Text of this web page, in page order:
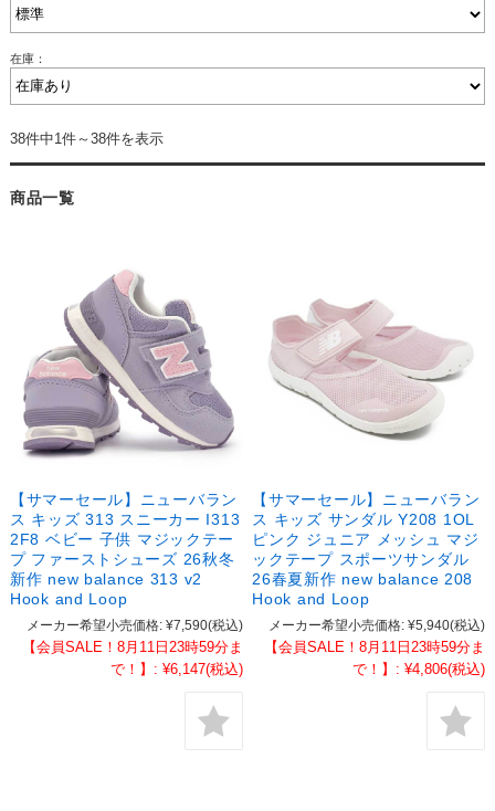
在庫：
38件中1件～38件を表示
商品一覧
【サマーセール】ニューバラン
ス キッズ 313 スニーカー I313
2F8 ベビー 子供 マジックテー
プ ファーストシューズ 26秋冬
新作 new balance 313 v2
Hook and Loop
メーカー希望小売価格: ¥7,590(税込)
【会員SALE！8月11日23時59分ま
で！】: ¥6,147(税込)
【サマーセール】ニューバラン
ス キッズ サンダル Y208 1OL
ピンク ジュニア メッシュ マジ
ックテープ スポーツサンダル
26春夏新作 new balance 208
Hook and Loop
メーカー希望小売価格: ¥5,940(税込)
【会員SALE！8月11日23時59分ま
で！】: ¥4,806(税込)